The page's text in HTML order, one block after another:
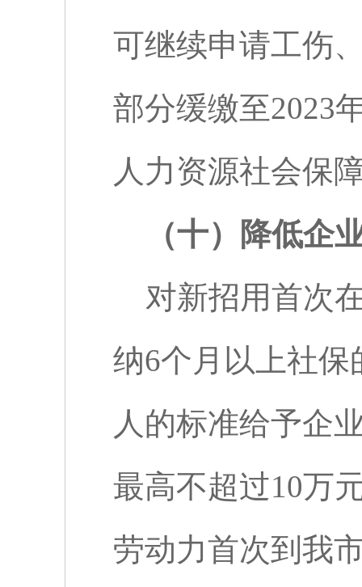
可继续申请工伤
部分缓缴至2023
人力资源社会保
（十）降低企
对新招用首次
纳6个月以上社保
人的标准给予企
最高不超过10万
劳动力首次到我